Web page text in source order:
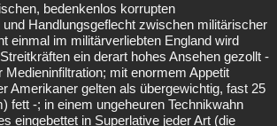
bedenkenlos korrupten
Handlungsgeflecht zwischen militärischer
einmal im militärverliebten England wird
ein derart hohes Ansehen gezollt -
Medieninfiltration; mit enormem Appetit
Amerikaner gelten als übergewichtig, fast 25
fett -; in einem ungeheuren Technikwahn
eingebettet in Superlative jeder Art (die